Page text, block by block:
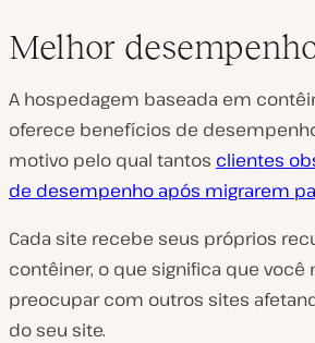
Melhor
A hospedagem baseada em
oferece benefícios de
motivo pelo qual tantos clientes
de desempenho após migrarem
Cada site recebe seus próprios
contêiner, o que significa que você
preocupar com outros sites
do seu site.